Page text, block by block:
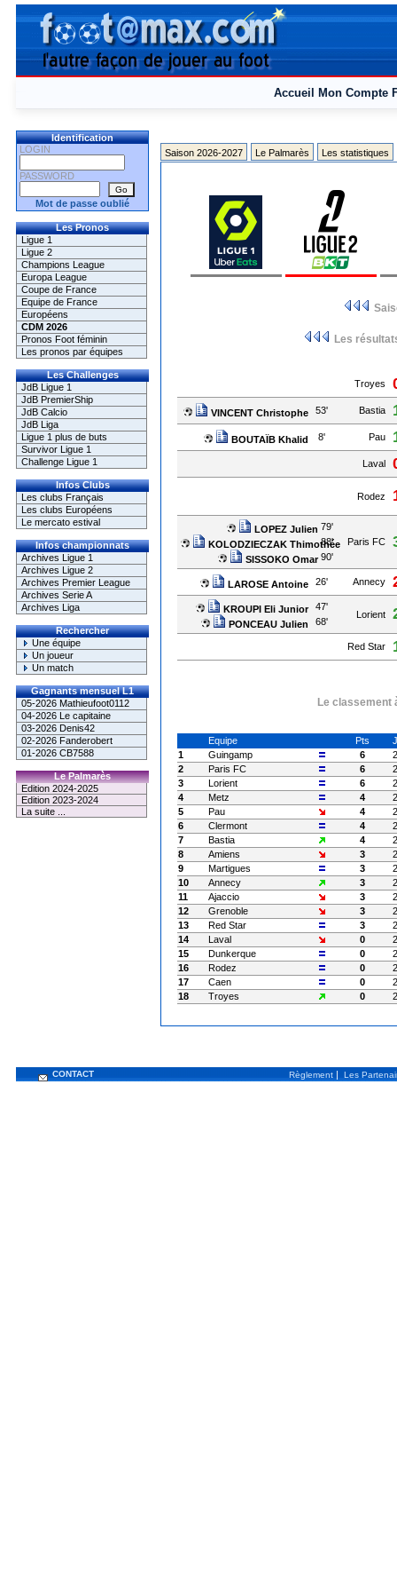
Accueil Mon Compte
Identification
LOGIN
PASSWORD
Mot de passe oublié
Les Pronos
Ligue 1
Ligue 2
Champions League
Europa League
Coupe de France
Equipe de France
Européens
CDM 2026
Pronos Foot féminin
Les pronos par équipes
Les Challenges
JdB Ligue 1
JdB PremierShip
JdB Calcio
JdB Liga
Ligue 1 plus de buts
Survivor Ligue 1
Challenge Ligue 1
Infos Clubs
Les clubs Français
Les clubs Européens
Le mercato estival
Infos championnats
Archives Ligue 1
Archives Ligue 2
Archives Premier League
Archives Serie A
Archives Liga
Rechercher
Une équipe
Un joueur
Un match
Gagnants mensuel L1
05-2026 Mathieufoot0112
04-2026 Le capitaine
03-2026 Denis42
02-2026 Fanderobert
01-2026 CB7588
Le Palmarès
Edition 2024-2025
Edition 2023-2024
La suite ...
Saison 2026-2027 Le Palmarès Les statistiques
Les
Troyes
VINCENT Christophe 53' Bastia
BOUTAÏB Khalid 8' Pau
Laval
Rodez
LOPEZ Julien 79'
KOLODZIECZAK Thimothée
88'
SISSOKO Omar 90'
Paris FC
LAROSE Antoine 26' Annecy
KROUPI Eli Junior
47'
PONCEAU Julien
68'
Lorient
Red Star
Le classement
Equipe Pts
J
1
Guingamp 6
2
2
Paris FC 6
2
3
Lorient 6
2
4
Metz 4
2
5
Pau 4
2
6
Clermont 4
2
7
Bastia 4
2
8
Amiens 3
2
9
Martigues 3
2
10
Annecy 3
2
11
Ajaccio 3
2
12
Grenoble 3
2
13
Red Star 3
2
14
Laval 0
2
15
Dunkerque 0
2
16
Rodez 0
2
17
Caen 0
2
18
Troyes 0 2
CONTACT Règlement | Les